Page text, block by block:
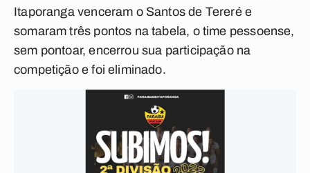
Itaporanga venceram o Santos de Tereré e
somaram três pontos na tabela, o time pessoense,
sem pontoar, encerrou sua participação na
competição e foi eliminado.